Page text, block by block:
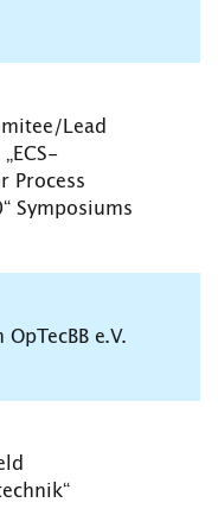
Lead
Process
Symposiums
e.V.